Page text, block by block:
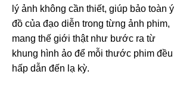
lý ảnh không cần thiết, giúp bảo toàn ý
đồ của đạo diễn trong từng ảnh phim,
mang thế giới thật như bước ra từ
khung hình ảo để mỗi thước phim đều
hấp dẫn đến lạ kỳ.